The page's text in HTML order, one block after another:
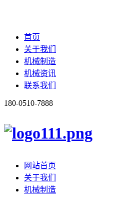
首页
关于我们
机械制造
机械资讯
联系我们
180-0510-7888
网站首页
关于我们
机械制造